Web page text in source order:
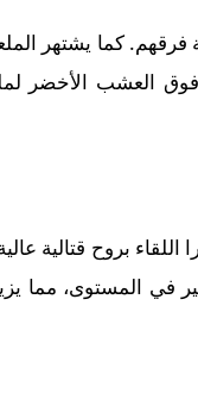
كما يشتهر
فوق العشب الأخضر
اللقاء بروح قتالية
في المستوى، مما